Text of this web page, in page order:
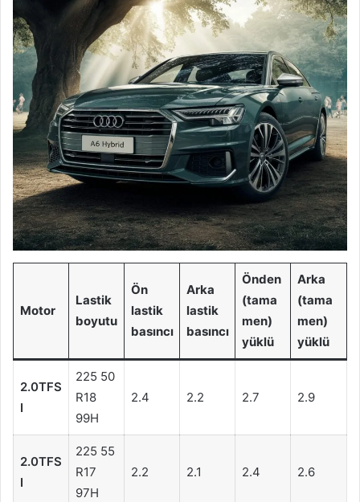
Motor
Lastik
boyutu
Ön
lastik
basıncı
Arka
lastik
basıncı
Önden
(tama
men)
yüklü
Arka
(tama
men)
yüklü
2.0TFS
I
225 50
R18
99H
2.4 2.2 2.7 2.9
2.0TFS
I
225 55
R17
97H
2.2 2.1 2.4 2.6